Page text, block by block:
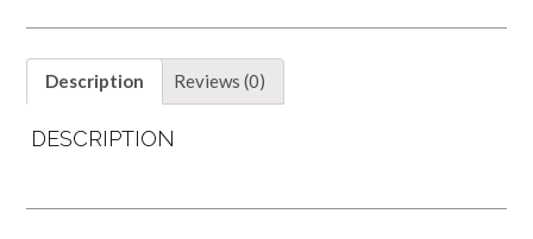
Description Reviews (0)
DESCRIPTION